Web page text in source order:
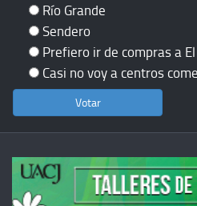
Río Grande
Sendero
Prefiero ir de compras a
Casi no voy a centros